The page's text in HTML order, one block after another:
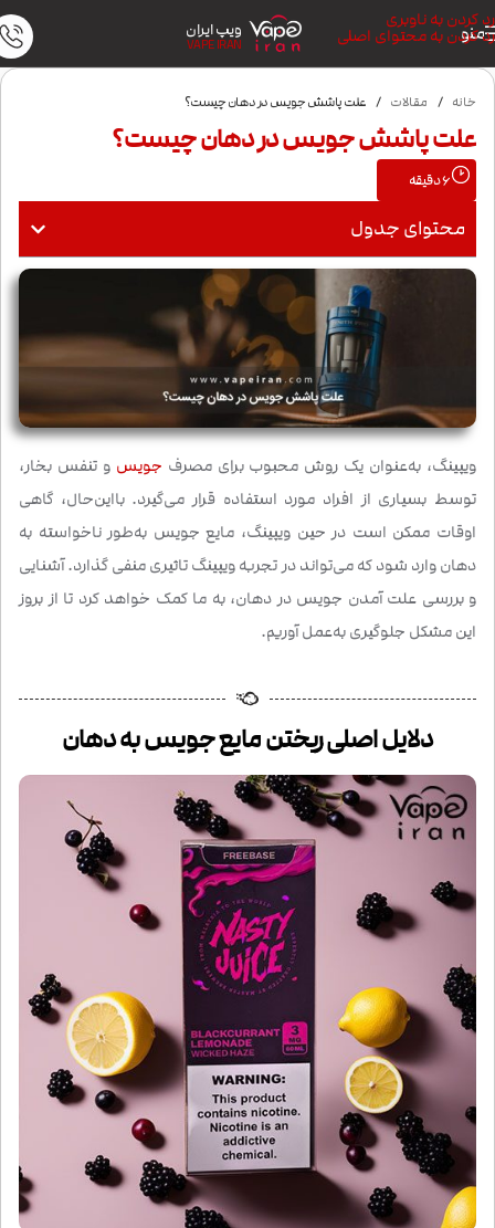
رد کردن به ناوبری
رد کردن به محتوای اصلی
منو ویپ ایران
VAPE IRAN
خانه / مقالات / علت پاشش جویس در دهان چیست؟
علت پاشش جویس در دهان چیست؟
6دقیقه
محتوای جدول
ویپینگ، به‌عنوان یک روش محبوب برای مصرف جویس و تنفس بخار،
توسط بسیاری از افراد مورد استفاده قرار می‌گیرد. بااین‌حال، گاهی
اوقات ممکن است در حین ویپینگ، مایع جویس به‌طور ناخواسته به
دهان وارد شود که می‌تواند در تجربه ویپینگ تاثیری منفی گذارد. آشنایی
و بررسی علت آمدن جویس در دهان، به ما کمک خواهد کرد تا از بروز
این مشکل جلوگیری به‌عمل‌ آوریم.
دلایل اصلی ریختن مایع جویس به دهان